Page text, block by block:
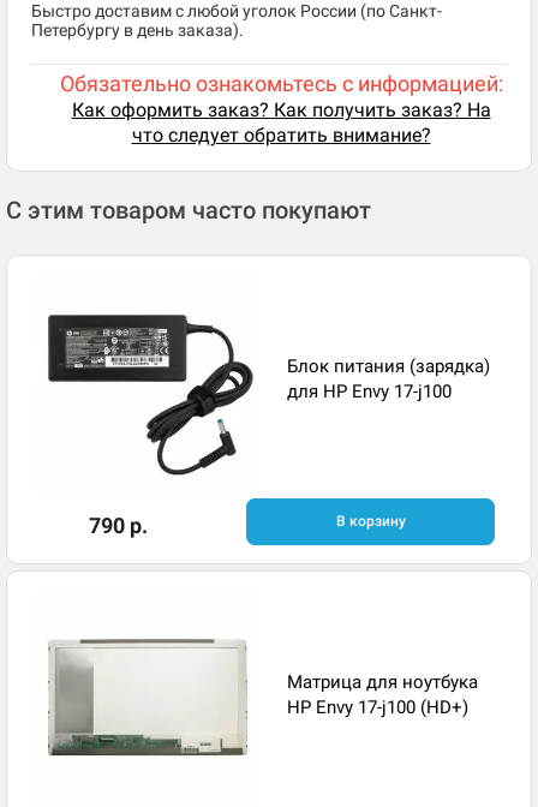
Быстро доставим с любой уголок России (по Санкт-
Петербургу в день заказа).
Обязательно ознакомьтесь с информацией:
Как оформить заказ? Как получить заказ? На
что следует обратить внимание?
С этим товаром часто покупают
Блок питания (зарядка)
для HP Envy 17-j100
790 р. В корзину
Матрица для ноутбука
HP Envy 17-j100 (HD+)